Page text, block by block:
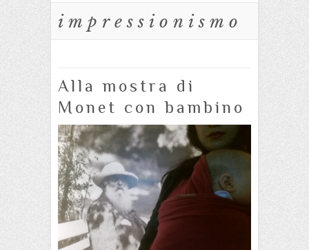
impressionismo
Alla mostra di
Monet con bambino